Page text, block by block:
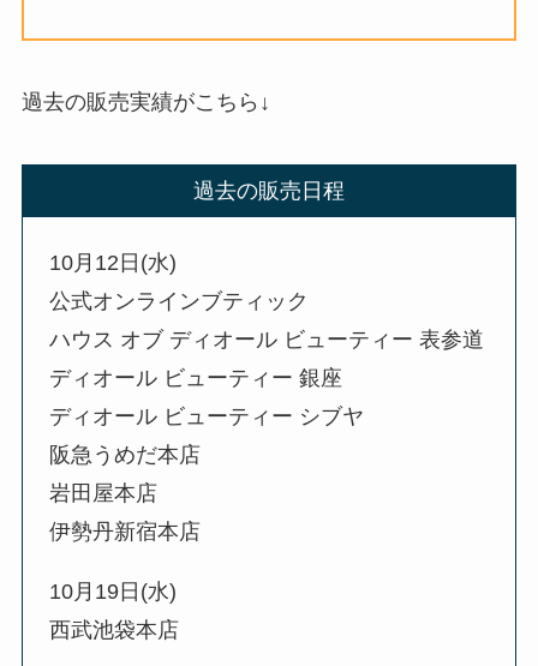
過去の販売実績がこちら↓
過去の販売日程
10月12日(水)
公式オンラインブティック
ハウス オブ ディオール ビューティー 表参道
ディオール ビューティー 銀座
ディオール ビューティー シブヤ
阪急うめだ本店
岩田屋本店
伊勢丹新宿本店
10月19日(水)
西武池袋本店